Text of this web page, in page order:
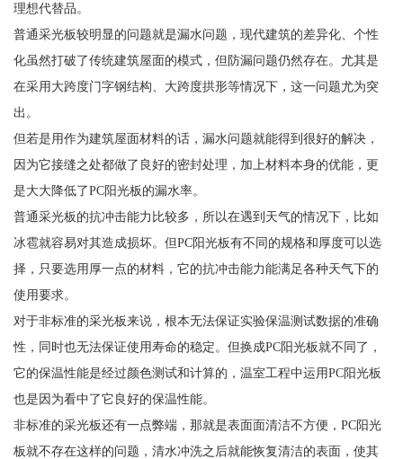
理想代替品。
普通采光板较明显的问题就是漏水问题，现代建筑的差异化、个性
化虽然打破了传统建筑屋面的模式，但防漏问题仍然存在。尤其是
在采用大跨度门字钢结构、大跨度拱形等情况下，这一问题尤为突
出。
但若是用作为建筑屋面材料的话，漏水问题就能得到很好的解决，
因为它接缝之处都做了良好的密封处理，加上材料本身的优能，更
是大大降低了PC阳光板的漏水率。
普通采光板的抗冲击能力比较多，所以在遇到天气的情况下，比如
冰雹就容易对其造成损坏。但PC阳光板有不同的规格和厚度可以选
择，只要选用厚一点的材料，它的抗冲击能力能满足各种天气下的
使用要求。
对于非标准的采光板来说，根本无法保证实验保温测试数据的准确
性，同时也无法保证使用寿命的稳定。但换成PC阳光板就不同了，
它的保温性能是经过颜色测试和计算的，温室工程中运用PC阳光板
也是因为看中了它良好的保温性能。
非标准的采光板还有一点弊端，那就是表面面清洁不方便，PC阳光
板就不存在这样的问题，清水冲洗之后就能恢复清洁的表面，使其